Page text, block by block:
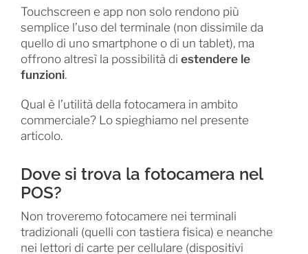
Touchscreen e app non solo rendono più
semplice l’uso del terminale (non dissimile da
quello di uno smartphone o di un tablet), ma
offrono altresì la possibilità di estendere le
funzioni.
Qual è l’utilità della fotocamera in ambito
commerciale? Lo spieghiamo nel presente
articolo.
Dove si trova la fotocamera nel
POS?
Non troveremo fotocamere nei terminali
tradizionali (quelli con tastiera fisica) e neanche
nei lettori di carte per cellulare (dispositivi